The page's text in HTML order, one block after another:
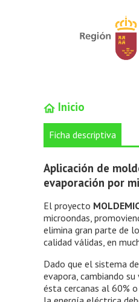
Inicio
Ficha descriptiva
Aplicación de
evaporación por
El proyecto
microondas,
elimina gran parte de
calidad válidas, en
Dado que el sistema
evapora, cambiando
ésta cercanas al 60%